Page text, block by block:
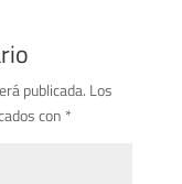
publicada. Los
con *